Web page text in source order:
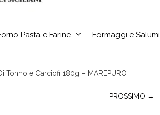
Pasta e Farine Formaggi e Salumi
Tonno e Carciofi 180g – MAREPURO
PROSSIMO →